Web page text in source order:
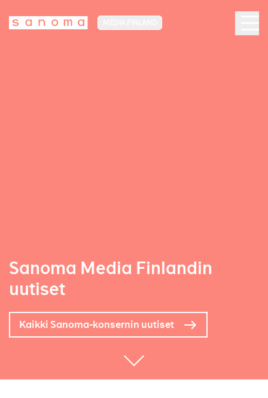
Sanoma Media Finlandin
uutiset
Kaikki Sanoma-konsernin uutiset